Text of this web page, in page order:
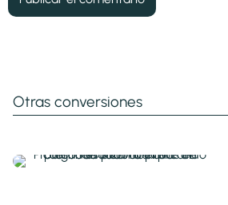
Otras conversiones